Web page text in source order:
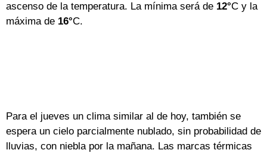
ascenso de la temperatura. La mínima será de 12°C y la
máxima de 16°C.
Para el jueves un clima similar al de hoy, también se
espera un cielo parcialmente nublado, sin probabilidad de
lluvias, con niebla por la mañana. Las marcas térmicas